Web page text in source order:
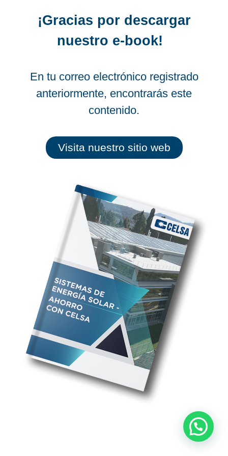
¡Gracias por descargar
nuestro e-book!
En tu correo electrónico registrado
anteriormente, encontrarás este
contenido.
Visita nuestro sitio web